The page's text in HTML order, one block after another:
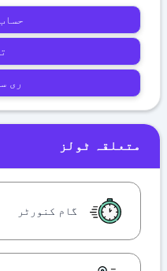
ری
متعلقہ ٹولز
گام کنورٹر